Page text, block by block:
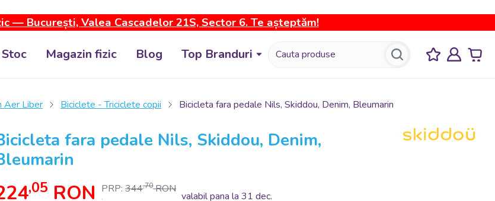
— București, Valea Cascadelor 21S, Sector 6. Te așteptăm!
Magazin fizic Blog Top Branduri
Aer Liber Biciclete - Triciclete copii Bicicleta fara pedale Nils, Skiddou, Denim, Bleumarin
fara pedale Nils, Skiddou, Denim,
,05 RON PRP: 344,70 RON
.
valabil pana la 31 dec.